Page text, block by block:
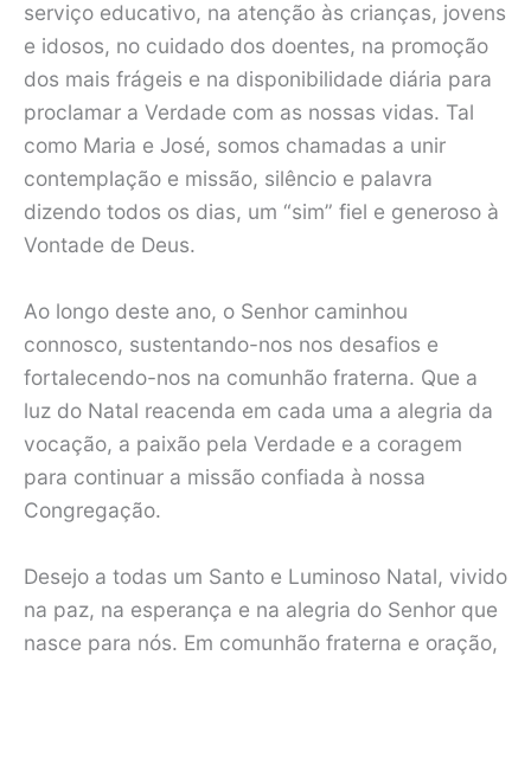
serviço educativo, na atenção às crianças, jovens
e idosos, no cuidado dos doentes, na promoção
dos mais frágeis e na disponibilidade diária para
proclamar a Verdade com as nossas vidas. Tal
como Maria e José, somos chamadas a unir
contemplação e missão, silêncio e palavra
dizendo todos os dias, um “sim” fiel e generoso à
Vontade de Deus.
Ao longo deste ano, o Senhor caminhou
connosco, sustentando-nos nos desafios e
fortalecendo-nos na comunhão fraterna. Que a
luz do Natal reacenda em cada uma a alegria da
vocação, a paixão pela Verdade e a coragem
para continuar a missão confiada à nossa
Congregação.
Desejo a todas um Santo e Luminoso Natal, vivido
na paz, na esperança e na alegria do Senhor que
nasce para nós. Em comunhão fraterna e oração,